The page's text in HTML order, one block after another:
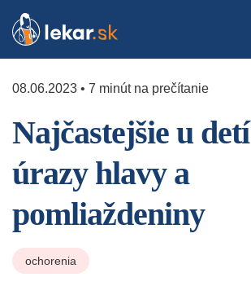
08.06.2023 • 7 minút na prečítanie
Najčastejšie u
úrazy hlavy a
pomliaždeniny
ochorenia